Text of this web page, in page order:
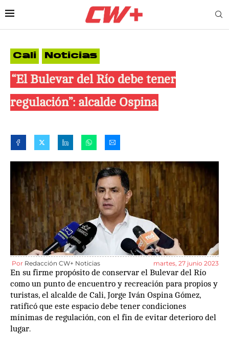
Cali Noticias
“El Bulevar del Río debe tener
regulación”: alcalde Ospina
Por Redacción CW+ Noticias martes, 27 junio 2023
En su firme propósito de conservar el Bulevar del Río
como un punto de encuentro y recreación para propios y
turistas, el alcalde de Cali, Jorge Iván Ospina Gómez,
ratificó que este espacio debe tener condiciones
mínimas de regulación, con el fin de evitar deterioro del
lugar.